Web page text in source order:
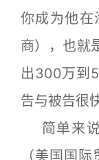
你成为他在
商），也就
出300万到
告与被告很
简单来说
（美国国